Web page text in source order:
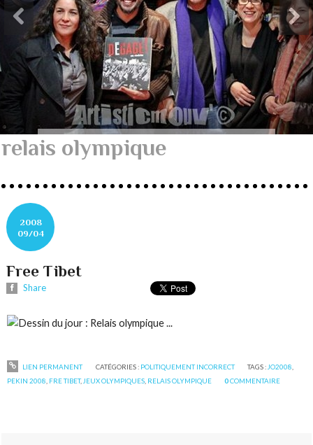
relais olympique
2008
09/04
Free Tibet
Share
LIEN PERMANENT CATÉGORIES : POLITIQUEMENT INCORRECT TAGS : JO2008
PEKIN 2008 FRE TIBET, JEUX OLYMPIQUES RELAIS OLYMPIQUE 0COMMENTAIRE